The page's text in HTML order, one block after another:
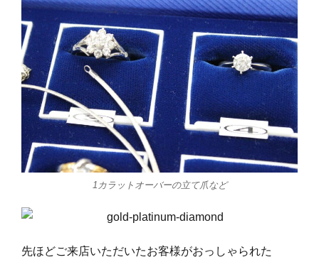
1カラットオーバーの立て爪など
先ほどご来店いただいたお客様がおっしゃられた